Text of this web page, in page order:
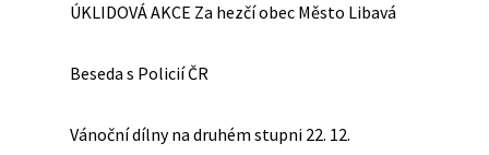
ÚKLIDOVÁ AKCE Za hezčí obec Město Libavá
Beseda s Policií ČR
Vánoční dílny na druhém stupni 22. 12.